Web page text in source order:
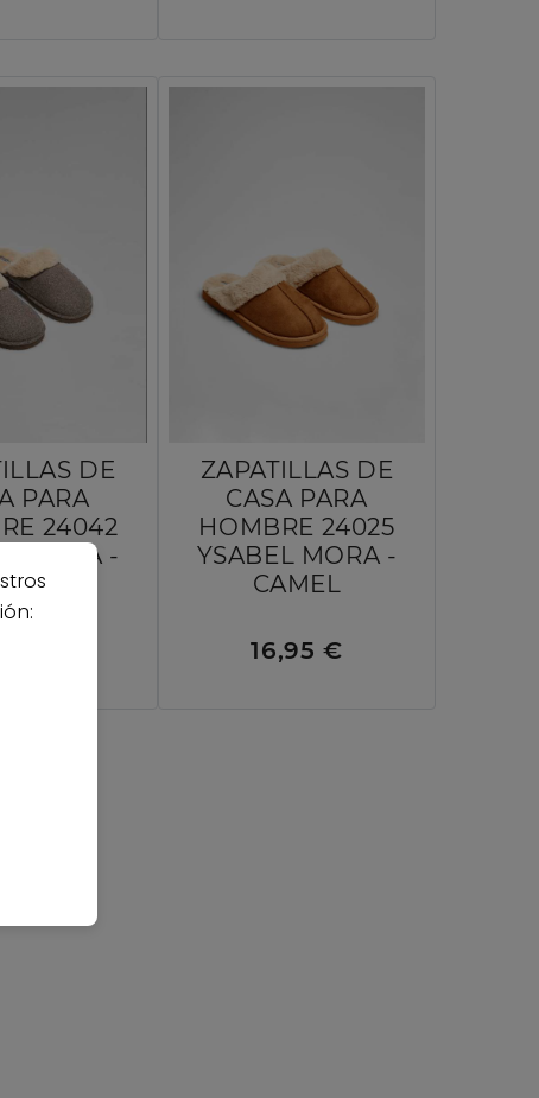
DE
PARA
24042
MORA -
ZAPATILLAS DE
CASA PARA
HOMBRE 24025
YSABEL MORA -
CAMEL
16,95 €